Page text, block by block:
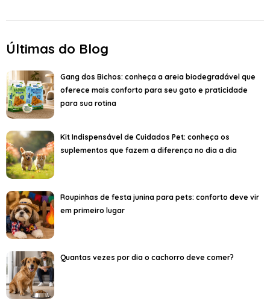
Últimas do Blog
Gang dos Bichos: conheça a areia biodegradável que
oferece mais conforto para seu gato e praticidade
para sua rotina
Kit Indispensável de Cuidados Pet: conheça os
suplementos que fazem a diferença no dia a dia
Roupinhas de festa junina para pets: conforto deve vir
em primeiro lugar
Quantas vezes por dia o cachorro deve comer?